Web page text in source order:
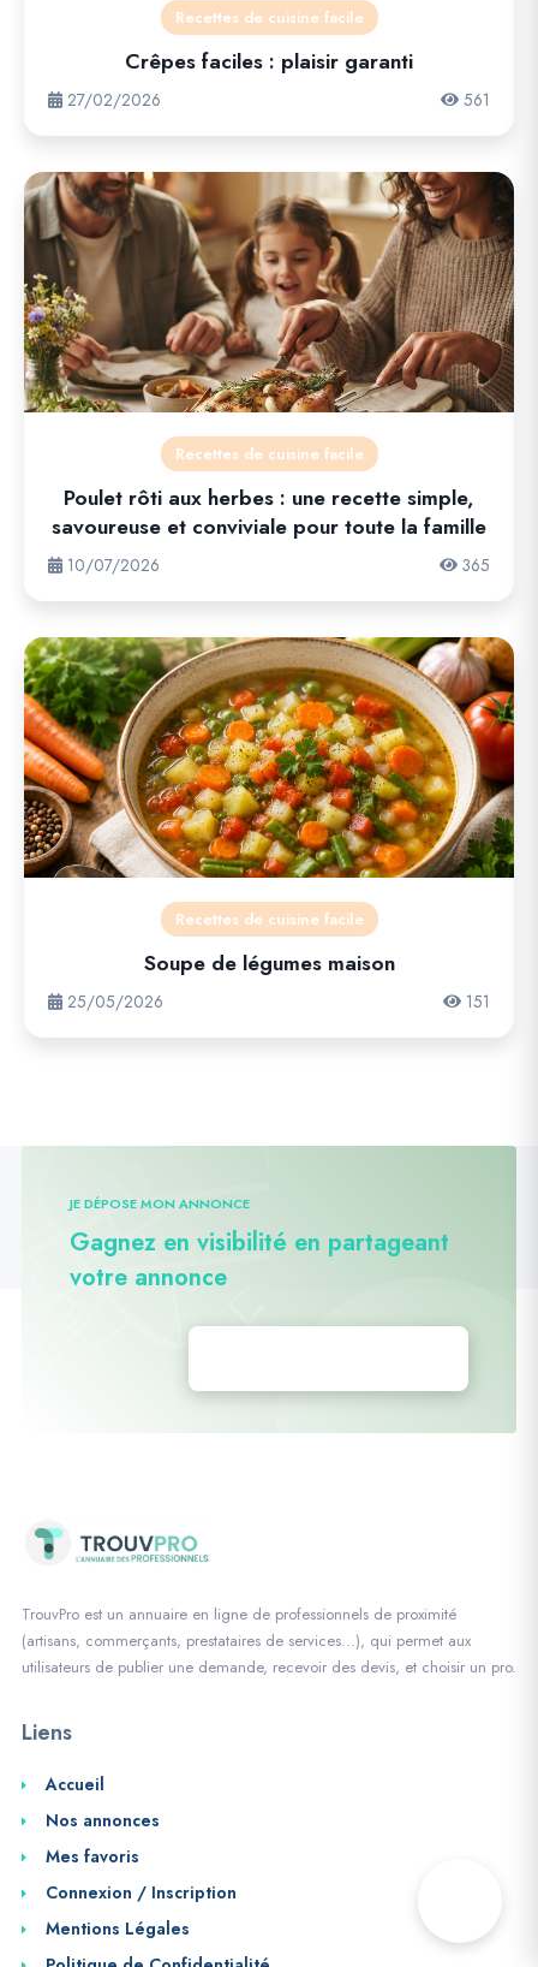
Recettes de cuisine facile
Crêpes faciles : plaisir garanti
27/02/2026 561
Recettes de cuisine facile
Poulet rôti aux herbes : une recette simple,
savoureuse et conviviale pour toute la famille
10/07/2026 365
Recettes de cuisine facile
Soupe de légumes maison
25/05/2026 151
JE DÉPOSE MON ANNONCE
Gagnez en visibilité en partageant
votre annonce
TrouvPro est un annuaire en ligne de professionnels de proximité
(artisans, commerçants, prestataires de services…), qui permet aux
utilisateurs de publier une demande, recevoir des devis, et choisir un pro.
Liens
Accueil
Nos annonces
Mes favoris
Connexion / Inscription
Mentions Légales